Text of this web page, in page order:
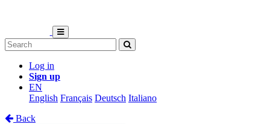
Log in
Sign up
EN
English Français Deutsch Italiano
Back